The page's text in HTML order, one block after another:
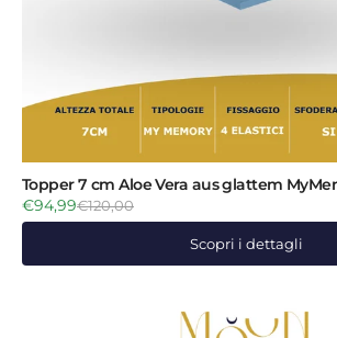
Topper 7 cm Aloe Vera aus glattem
€94,99€120,00
Scopri i dettagli